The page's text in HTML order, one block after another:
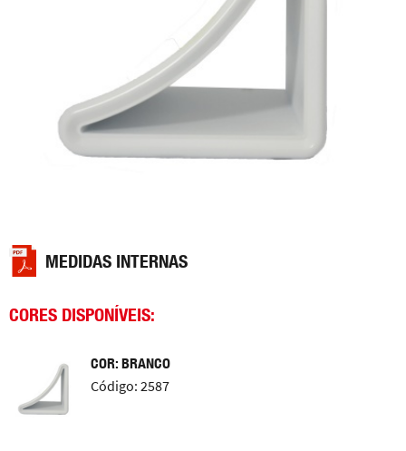
MEDIDAS INTERNAS
CORES DISPONÍVEIS:
COR: BRANCO
Código: 2587